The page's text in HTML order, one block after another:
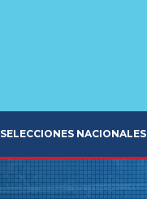
SELECCIONES NACIONALES